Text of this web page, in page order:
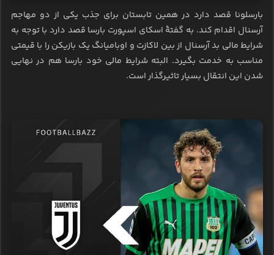
بارسلونا قصد دارد در همین تابستان برای جذب یکی از دو مهاجم
آرسنال اقدام کند. به گفتۀ اسکای اسپورت بارسا قصد دارد با توجه به
شرایط مالی بد آرسنال از بین لاکازت و اوبامیانگ یک بازیکن را با قیمتی
مناسب به خدمت بگیرد. البته شرایط مالی خود بارسا هم در نهایی
شدن این انتقال بسیار تاثیرگذار است.